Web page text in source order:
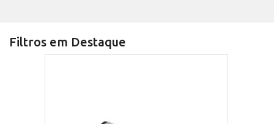
Filtros em Destaque